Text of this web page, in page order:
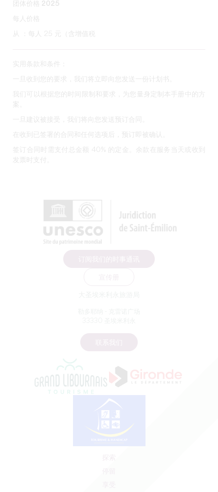
团体价格 2025
每人价格
从 ：每人 25 元（含增值税
实用条款和条件：
一旦收到您的要求，我们将立即向您发送一份计划书。
我们可以根据您的时间限制和要求，为您量身定制本手册中的方
案。
一旦建议被接受，我们将向您发送预订合同。
在收到已签署的合同和任何选项后，预订即被确认。
签订合同时需支付总金额 40% 的定金。余款在服务当天或收到
发票时支付。